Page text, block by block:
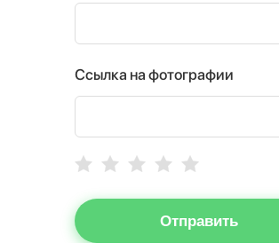
Ссылка на фотографии
Отправить